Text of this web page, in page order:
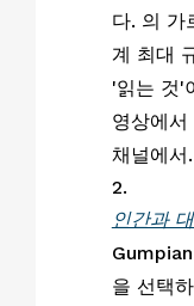
다. 의 가
계 최대
'읽는 것'
영상에
채널에서.
인간과
을 선택